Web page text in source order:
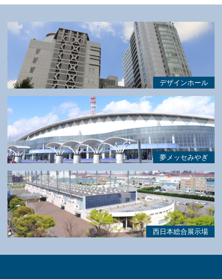
デザインホール
夢メッセみやぎ
西日本総合展示場